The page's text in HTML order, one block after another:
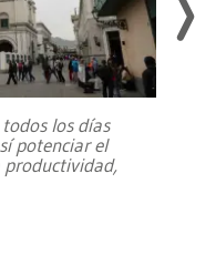
los días
potenciar el